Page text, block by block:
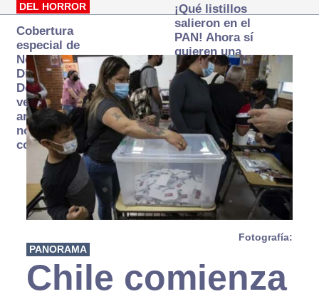
DEL HORROR
Cobertura
especial de
Norte
Digital:
Donde la
verdad
arde… pero
no se
consume
¡Qué listillos
salieron en el
PAN! Ahora sí
quieren una
Fiscalía
autónoma… y
transexenal
Fotografía:
PANORAMA
Chile comienza